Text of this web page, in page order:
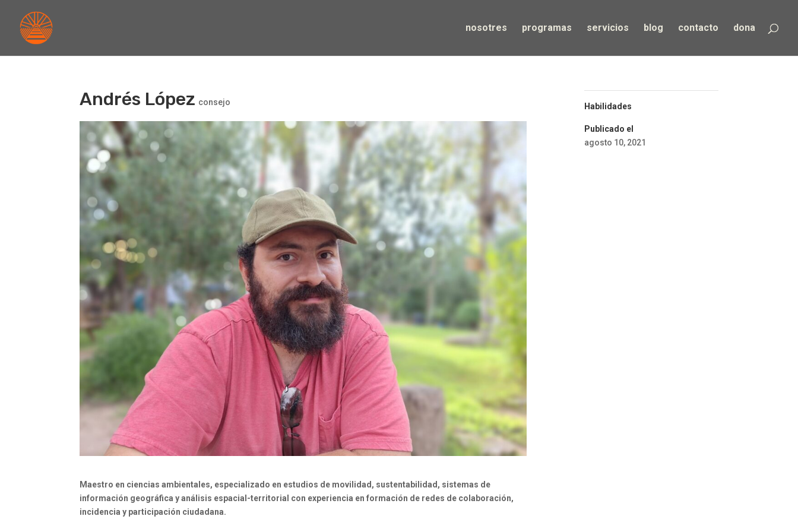
nosotres programas servicios blog contacto dona
Andrés López consejo
Maestro en ciencias ambientales, especializado en estudios de movilidad, sustentabilidad, sistemas de
información geográfica y análisis espacial-territorial con experiencia en formación de redes de colaboración,
incidencia y participación ciudadana.
Habilidades
Publicado el
agosto 10, 2021